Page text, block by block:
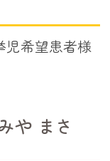
児希望患者様
まさ